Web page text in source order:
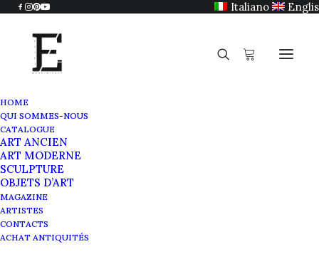
Italiano
HOME
QUI SOMMES-NOUS
CATALOGUE
ART ANCIEN
ART MODERNE
SCULPTURE
OBJETS D’ART
MAGAZINE
ARTISTES
CONTACTS
ACHAT ANTIQUITÉS